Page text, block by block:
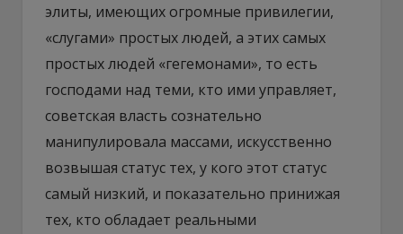
элиты, имеющих огромные привилегии,
«слугами» простых людей, а этих самых
простых людей «гегемонами», то есть
господами над теми, кто ими управляет,
советская власть сознательно
манипулировала массами, искусственно
возвышая статус тех, у кого этот статус
самый низкий, и показательно принижая
тех, кто обладает реальными